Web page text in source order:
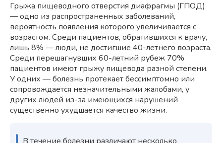
Грыжа пищеводного отверстия диафрагмы (ГПОД)
— одно из распространенных заболеваний,
вероятность появления которого увеличивается с
возрастом. Среди пациентов, обратившихся к врачу,
лишь 8% — люди, не достигшие 40-летнего возраста.
Среди перешагнувших 60-летний рубеж 70%
пациентов имеют грыжу пищевода разной степени.
У одних — болезнь протекает бессимптомно или
сопровождается незначительными жалобами, у
других людей из-за имеющихся нарушений
существенно ухудшается качество жизни.